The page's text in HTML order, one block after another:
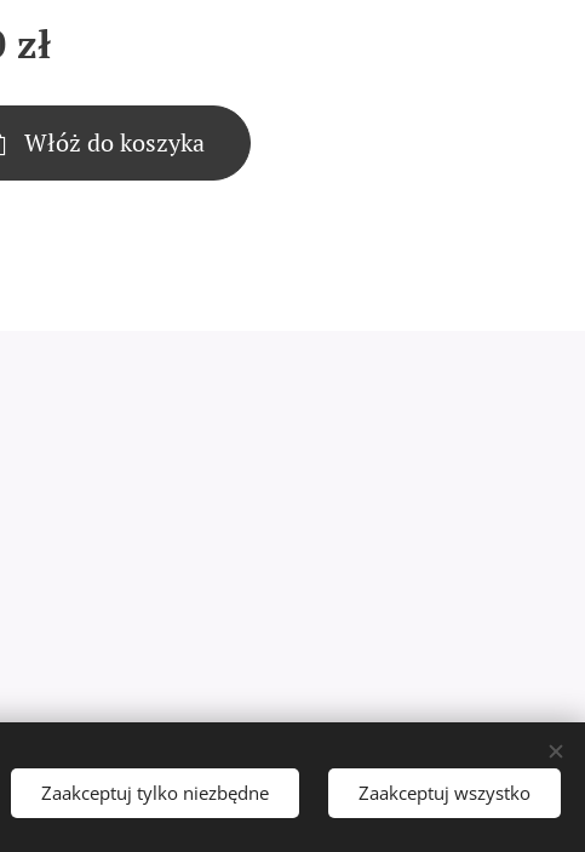
zł
Włóż do koszyka
Języki Polski English
Zaakceptuj tylko niezbędne Zaakceptuj wszystko